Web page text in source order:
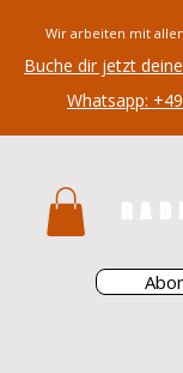
Wir arbeiten mit
Buche dir jetzt
Whatsapp: